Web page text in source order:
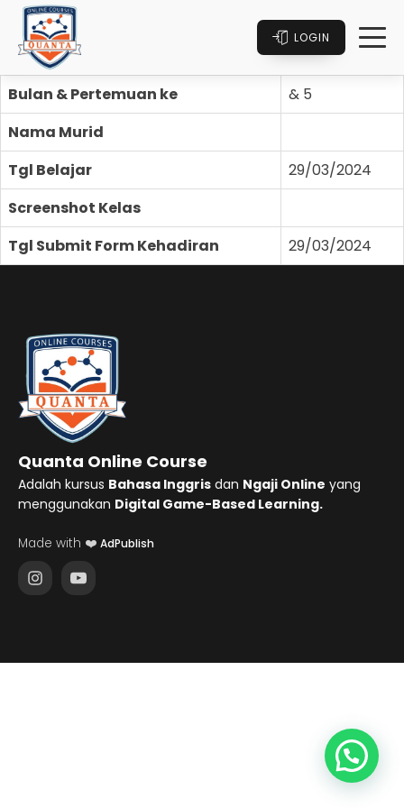
LOGIN
Bulan & Pertemuan ke
& 5
Nama Murid
Tgl Belajar
29/03/2024
Screenshot Kelas
Tgl Submit Form Kehadiran
29/03/2024
Quanta Online Course
Adalah kursus Bahasa Inggris dan Ngaji Online yang
menggunakan Digital Game-Based Learning.
Made with ❤️ AdPublish